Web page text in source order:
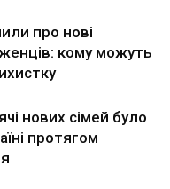
про нові
кому можуть
нових сімей було
протягом